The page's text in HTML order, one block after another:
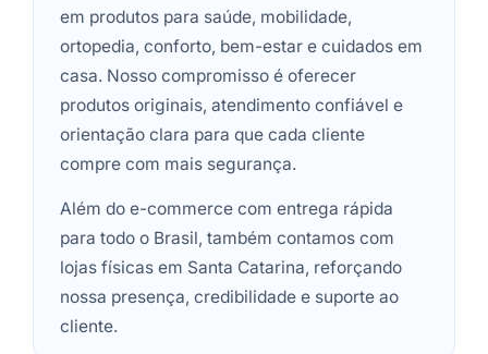
em produtos para saúde, mobilidade,
ortopedia, conforto, bem-estar e cuidados em
casa. Nosso compromisso é oferecer
produtos originais, atendimento confiável e
orientação clara para que cada cliente
compre com mais segurança.
Além do e-commerce com entrega rápida
para todo o Brasil, também contamos com
lojas físicas em Santa Catarina, reforçando
nossa presença, credibilidade e suporte ao
cliente.